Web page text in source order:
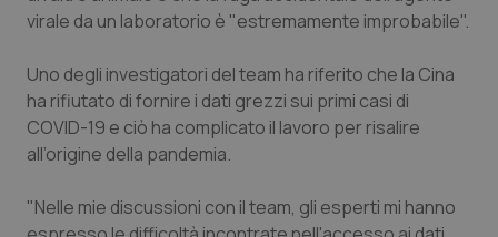
Molise
Piemonte
Provincia Autonoma di Bolzano
Epatiti
HIV
Infezioni & Febbre
virale da un laboratorio è "estremamente improbabile".
Uno degli investigatori del team ha riferito che la Cina
ha rifiutato di fornire i dati grezzi sui primi casi di
COVID-19 e ciò ha complicato il lavoro per risalire
all’origine della pandemia.
"Nelle mie discussioni con il team, gli esperti mi hanno